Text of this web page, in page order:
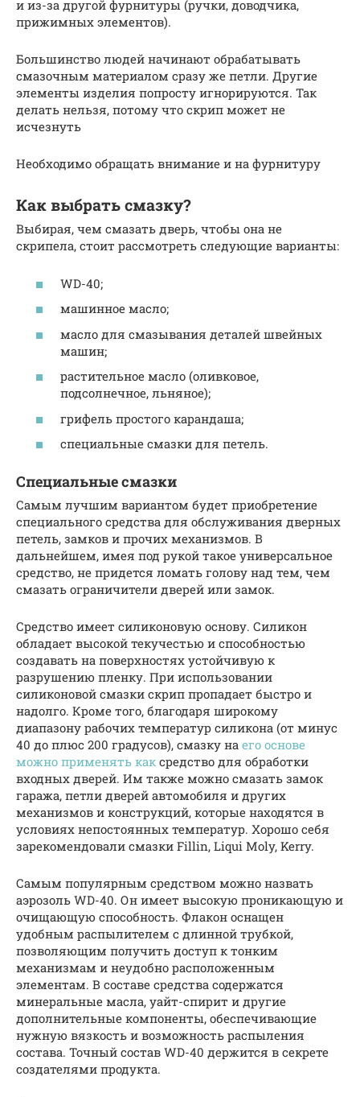
и из-за другой фурнитуры (ручки, доводчика,
прижимных элементов).
Большинство людей начинают обрабатывать
смазочным материалом сразу же петли. Другие
элементы изделия попросту игнорируются. Так
делать нельзя, потому что скрип может не
исчезнуть
Необходимо обращать внимание и на фурнитуру
Как выбрать смазку?
Выбирая, чем смазать дверь, чтобы она не
скрипела, стоит рассмотреть следующие варианты:
WD-40;
машинное масло;
масло для смазывания деталей швейных
машин;
растительное масло (оливковое,
подсолнечное, льняное);
грифель простого карандаша;
специальные смазки для петель.
Специальные смазки
Самым лучшим вариантом будет приобретение
специального средства для обслуживания дверных
петель, замков и прочих механизмов. В
дальнейшем, имея под рукой такое универсальное
средство, не придется ломать голову над тем, чем
смазать ограничители дверей или замок.
Средство имеет силиконовую основу. Силикон
обладает высокой текучестью и способностью
создавать на поверхностях устойчивую к
разрушению пленку. При использовании
силиконовой смазки скрип пропадает быстро и
надолго. Кроме того, благодаря широкому
диапазону рабочих температур силикона (от минус
40 до плюс 200 градусов), смазку на его основе
можно применять как средство для обработки
входных дверей. Им также можно смазать замок
гаража, петли дверей автомобиля и других
механизмов и конструкций, которые находятся в
условиях непостоянных температур. Хорошо себя
зарекомендовали смазки Fillin, Liqui Moly, Kerry.
Самым популярным средством можно назвать
аэрозоль WD-40. Он имеет высокую проникающую и
очищающую способность. Флакон оснащен
удобным распылителем с длинной трубкой,
позволяющим получить доступ к тонким
механизмам и неудобно расположенным
элементам. В составе средства содержатся
минеральные масла, уайт-спирит и другие
дополнительные компоненты, обеспечивающие
нужную вязкость и возможность распыления
состава. Точный состав WD-40 держится в секрете
создателями продукта.